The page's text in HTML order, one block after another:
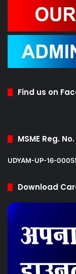
Find us on
MSME Reg.
UDYAM-UP-16-
Download